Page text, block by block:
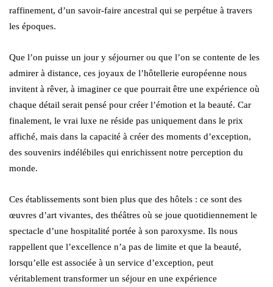
raffinement, d’un savoir-faire ancestral qui se perpétue à travers
les époques.
Que l’on puisse un jour y séjourner ou que l’on se contente de les
admirer à distance, ces joyaux de l’hôtellerie européenne nous
invitent à rêver, à imaginer ce que pourrait être une expérience où
chaque détail serait pensé pour créer l’émotion et la beauté. Car
finalement, le vrai luxe ne réside pas uniquement dans le prix
affiché, mais dans la capacité à créer des moments d’exception,
des souvenirs indélébiles qui enrichissent notre perception du
monde.
Ces établissements sont bien plus que des hôtels : ce sont des
œuvres d’art vivantes, des théâtres où se joue quotidiennement le
spectacle d’une hospitalité portée à son paroxysme. Ils nous
rappellent que l’excellence n’a pas de limite et que la beauté,
lorsqu’elle est associée à un service d’exception, peut
véritablement transformer un séjour en une expérience